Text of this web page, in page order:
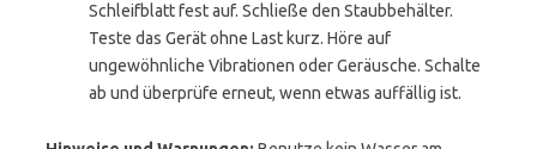
Schleifblatt fest auf. Schließe den Staubbehälter.
Teste das Gerät ohne Last kurz. Höre auf
ungewöhnliche Vibrationen oder Geräusche. Schalte
ab und überprüfe erneut, wenn etwas auffällig ist.